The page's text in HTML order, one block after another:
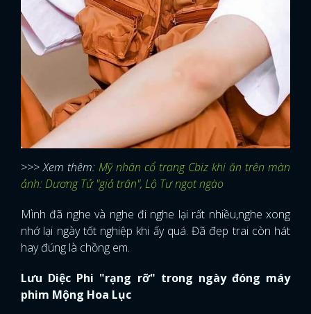
>>> Xem thêm: Mỹ nhân cổ trang Cbiz khi ăn trên màn
ảnh: Dương Tử "giả trân", Lộ Tư ngọt ngào
Mình đã nghe và nghe đi nghe lại rất nhiều,nghe xong
nhớ lại ngày tốt nghiệp khi ấy quá. Đã đẹp trai còn hát
hay đúng là chồng em.
Lưu Diệc Phi "rạng rỡ" trong ngày đóng máy
phim Mộng Hoa Lục